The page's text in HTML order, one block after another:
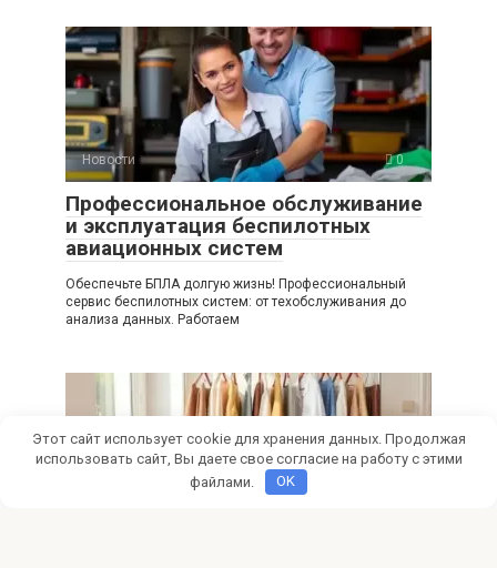
Новости 0
Профессиональное обслуживание
и эксплуатация беспилотных
авиационных систем
Обеспечьте БПЛА долгую жизнь! Профессиональный
сервис беспилотных систем: от техобслуживания до
анализа данных. Работаем
Этот сайт использует cookie для хранения данных. Продолжая
использовать сайт, Вы даете свое согласие на работу с этими
файлами.
OK